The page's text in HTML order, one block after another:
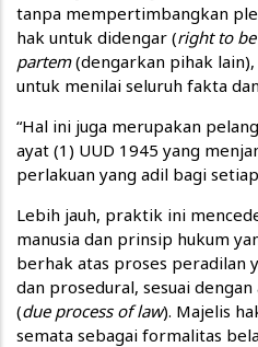
tanpa mempertimbangkan
hak untuk didengar (right to
partem(dengarkan pihak
untuk menilai seluruh fakta
“Hal ini juga merupakan
ayat (1) UUD 1945 yang
perlakuan yang adil bagi
Lebih jauh, praktik ini
manusia dan prinsip hukum
berhak atas proses peradilan
dan prosedural, sesuai
(due process of law). Majelis
semata sebagai formalitas